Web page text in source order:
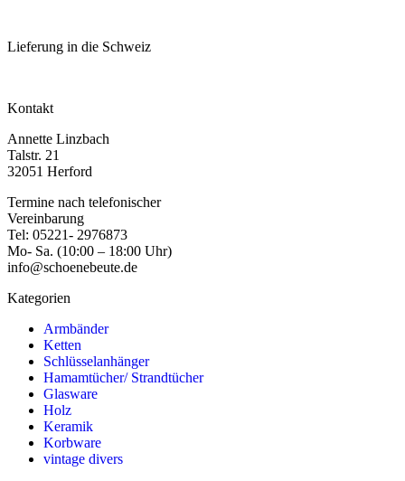
Lieferung in die Schweiz
Kontakt
Annette Linzbach
Talstr. 21
32051 Herford
Termine nach telefonischer
Vereinbarung
Tel: 05221- 2976873
Mo- Sa. (10:00 – 18:00 Uhr)
info@schoenebeute.de
Kategorien
Armbänder
Ketten
Schlüsselanhänger
Hamamtücher/ Strandtücher
Glasware
Holz
Keramik
Korbware
vintage divers